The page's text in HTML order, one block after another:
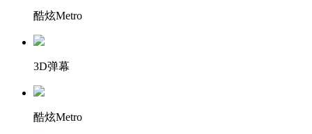
酷炫Metro
3D弹幕
酷炫Metro